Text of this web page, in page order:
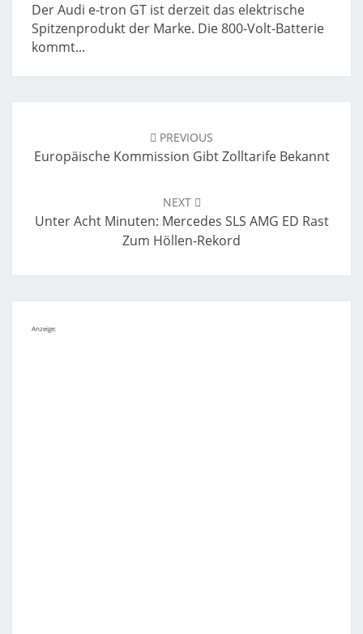
Der Audi e-tron GT ist derzeit das elektrische
Spitzenprodukt der Marke. Die 800-Volt-Batterie
kommt...
PREVIOUS
Europäische Kommission Gibt Zolltarife Bekannt
NEXT
Unter Acht Minuten: Mercedes SLS AMG ED Rast
Zum Höllen-Rekord
Anzeige: